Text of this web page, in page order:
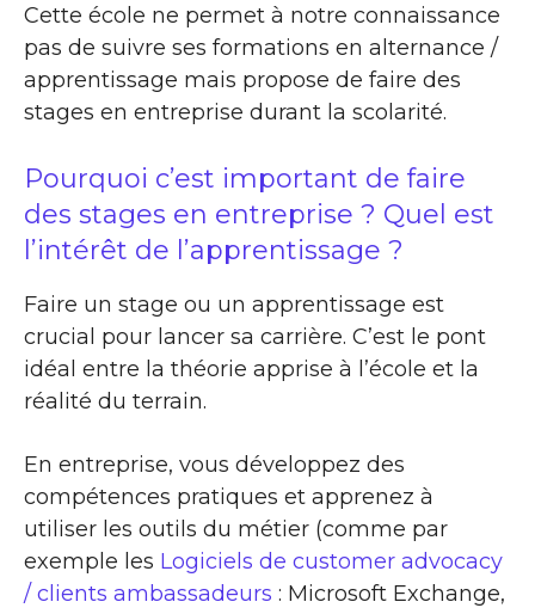
Cette école ne permet à notre connaissance
pas de suivre ses formations en alternance /
apprentissage mais propose de faire des
stages en entreprise durant la scolarité.
Pourquoi c’est important de faire
des stages en entreprise ? Quel est
l’intérêt de l’apprentissage ?
Faire un stage ou un apprentissage est
crucial pour lancer sa carrière. C’est le pont
idéal entre la théorie apprise à l’école et la
réalité du terrain.
En entreprise, vous développez des
compétences pratiques et apprenez à
utiliser les outils du métier (comme par
exemple les Logiciels de customer advocacy
/ clients ambassadeurs : Microsoft Exchange,